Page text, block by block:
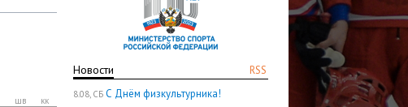
RSS
Новости
8.08, СБ С Днём физкультурника!
шв кк